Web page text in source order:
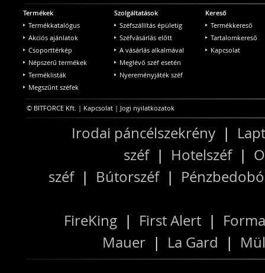
Termékek
Termékkatalógus
Akciós ajánlatok
Csoporttérkép
Népszerű termékek
Terméklisták
Megszűnt széfek
Szolgáltatások
Széfszállítás épületig
Széfvásárlás előtt
A vásárlás alkalmával
Meglévő széf esetén
Nyereményjáték széf
Kereső
Termékkereső
Tartalomkereső
Kapcsolat
© BITFORCE Kft. | Kapcsolat | Jogi nyilatkozatok
Irodai páncélszekrény |
széf| Hotelszéf|
széf| Bútorszéf|
FireKing | First Alert |
Mauer | La Gard |